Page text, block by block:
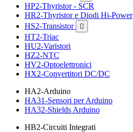
HP2-Thyristor - SCR
HR2-Thyristor e Diodi Hi-Power
HS2-Transistor

HT2-Triac
HU2-Varistori
HZ2-NTC
HV2-Optoelettronici
HX2-Convertitori DC/DC
HA2-Arduino
HA31-Sensori per Arduino
HA32-Shields Arduino
HB2-Circuiti Integrati